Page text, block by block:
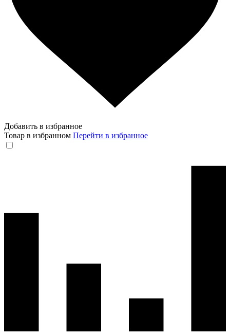
Добавить в избранное
Товар в избранном Перейти в избранное